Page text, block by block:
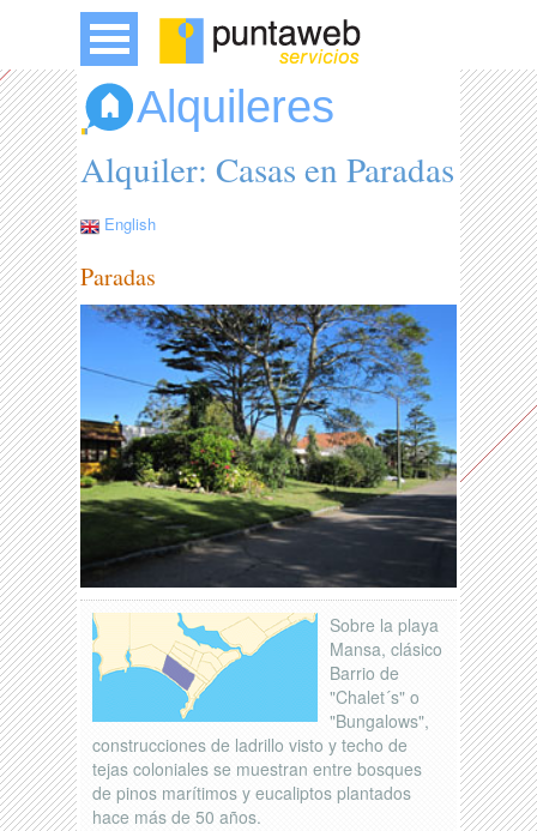
Alquileres
Alquiler: Casas en Paradas
English
Paradas
Sobre la playa
Mansa, clásico
Barrio de
"Chalet´s" o
"Bungalows",
construcciones de ladrillo visto y techo de
tejas coloniales se muestran entre bosques
de pinos marítimos y eucaliptos plantados
hace más de 50 años.